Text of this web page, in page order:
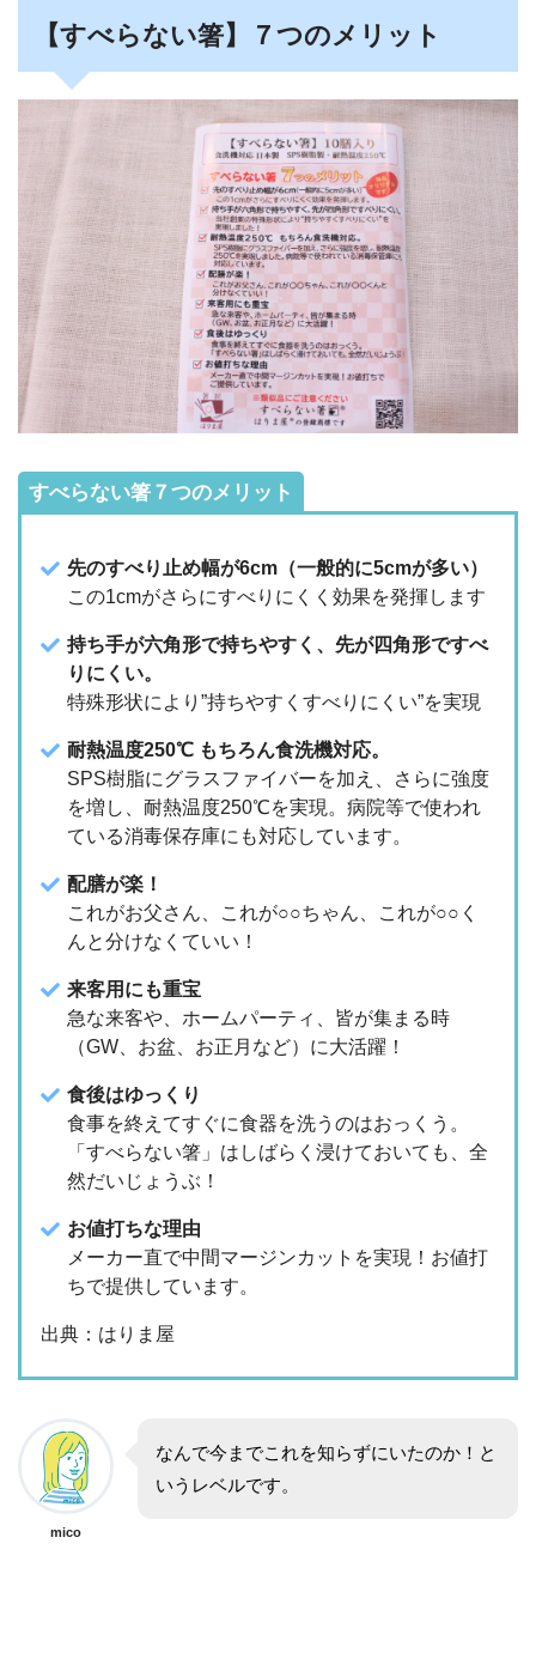
【すべらない箸】７つのメリット
すべらない箸７つのメリット
先のすべり止め幅が6cm（一般的に5cmが多い）
この1cmがさらにすべりにくく効果を発揮します
持ち手が六角形で持ちやすく、先が四角形ですべ
りにくい。
特殊形状により”持ちやすくすべりにくい”を実現
耐熱温度250℃ もちろん食洗機対応。
SPS樹脂にグラスファイバーを加え、さらに強度
を増し、耐熱温度250℃を実現。病院等で使われ
ている消毒保存庫にも対応しています。
配膳が楽！
これがお父さん、これが○○ちゃん、これが○○く
んと分けなくていい！
来客用にも重宝
急な来客や、ホームパーティ、皆が集まる時
（GW、お盆、お正月など）に大活躍！
食後はゆっくり
食事を終えてすぐに食器を洗うのはおっくう。
「すべらない箸」はしばらく浸けておいても、全
然だいじょうぶ！
お値打ちな理由
メーカー直で中間マージンカットを実現！お値打
ちで提供しています。
出典：はりま屋
mico
なんで今までこれを知らずにいたのか！と
いうレベルです。